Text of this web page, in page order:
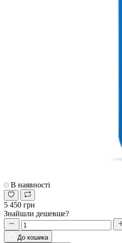
В наявності
5 450 грн
Знайшли дешевше?
До кошика